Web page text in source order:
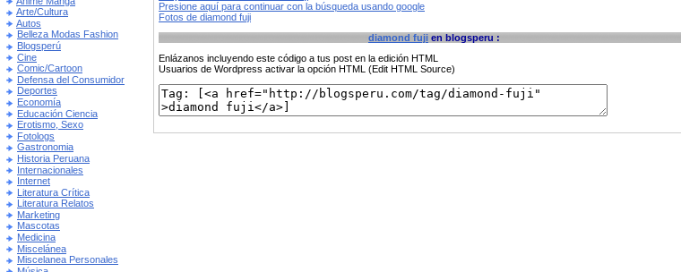
Arte/Cultura
Autos
Belleza Modas Fashion
Blogsperú
Cine
Comic/Cartoon
Defensa del Consumidor
Deportes
Economía
Educación Ciencia
Erotismo, Sexo
Fotologs
Gastronomia
Historia Peruana
Internacionales
Internet
Literatura Crítica
Literatura Relatos
Marketing
Mascotas
Medicina
Miscelánea
Miscelanea Personales
Presione aquí para continuar con la búsqueda usando google
Fotos de diamond fuji
diamond fuji en blogsperu :
Enlázanos incluyendo este código a tus post en la edición HTML
Usuarios de Wordpress activar la opción HTML (Edit HTML Source)